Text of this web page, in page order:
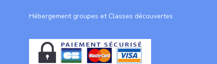
Hébergement groupes et Classes découvertes